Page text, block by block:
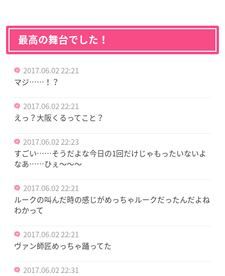
最高の舞台でした！
2017.06.02 22:21
マジ……！？
2017.06.02 22:21
えっ？大阪くるってこと？
2017.06.02 22:23
すごい……そうだよな今日の1回だけじゃもったいないよ
なあ……ひぇ～～～
2017.06.02 22:21
ルークの叫んだ時の感じがめっちゃルークだったんだよね
わかって
2017.06.02 22:21
ヴァン師匠めっちゃ踊ってた
2017.06.02 22:31